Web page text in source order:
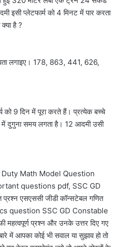
इसी प्लेटफार्म को 4 मिनट में पार करता
है ?
लगाइए। 178, 863, 441, 626,
को 9 दिन में पूरा करते हैं। प्रत्येक बच्चे
में दुगुना समय लगता है। 12 आदमी उसी
Duty Math Model Question
questions pdf, SSC GD
एसएससी जीडी कॉन्सटेबल गणित
question SSC GD Constable
महत्वपूर्ण प्रश्न और उनके उत्तर दिए गए
में आपका कोई भी सवाल या सुझाव हो तो